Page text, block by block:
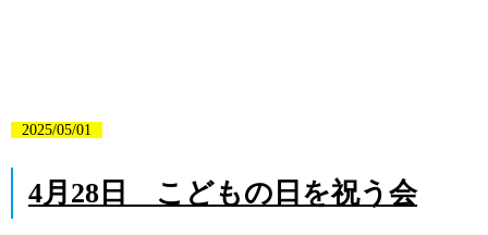
2025/05/01
4月28日 こどもの日を祝う会